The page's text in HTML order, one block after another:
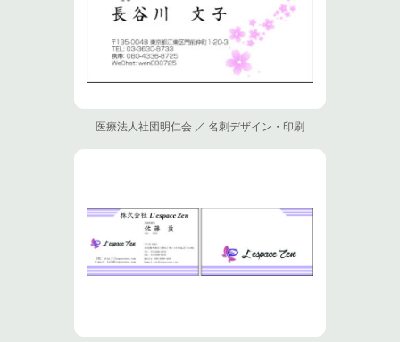
医療法人社団明仁会 ／ 名刺デザイン・印刷